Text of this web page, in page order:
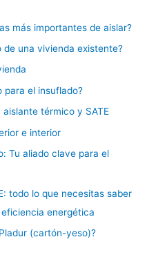
más importantes de aislar?
de una vivienda existente?
para el insuflado?
térmico y SATE
e interior
Tu aliado clave para el
todo lo que necesitas saber
energética
(cartón-yeso)?